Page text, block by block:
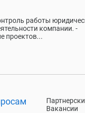
работы
компании. -
проектов...
Вакансии